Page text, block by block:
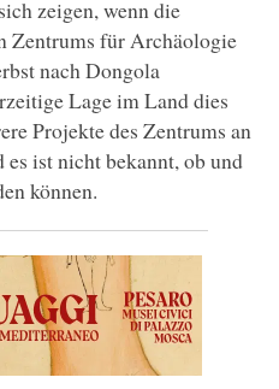
zeigen, wenn die
Zentrums für Archäologie
nach Dongola
Lage im Land dies
Projekte des Zentrums an
ist nicht bekannt, ob und
können.